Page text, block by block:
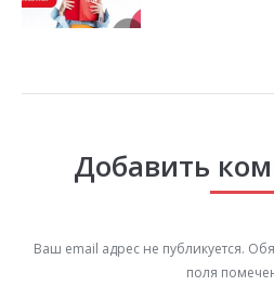
Добавить
Ваш email адрес не публикуется.
поля